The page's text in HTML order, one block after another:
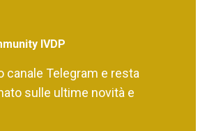
IVDP
canale Telegram e resta
sulle ultime novità e